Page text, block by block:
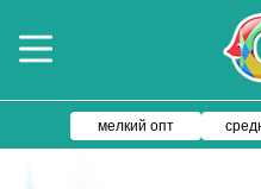
мелкий опт